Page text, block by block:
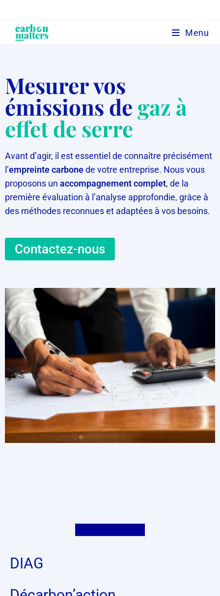
Menu
Mesurer vos
émissions de gaz à
effet de serre
Avant d’agir, il est essentiel de connaître précisément
l’empreinte carbonede votre entreprise. Nous vous
proposons un accompagnement complet, de la
première évaluation à l’analyse approfondie, grâce à
des méthodes reconnues et adaptées à vos besoins.
Contactez-nous
DIAG